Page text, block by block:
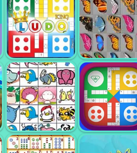
ルードキング バタフライ 京